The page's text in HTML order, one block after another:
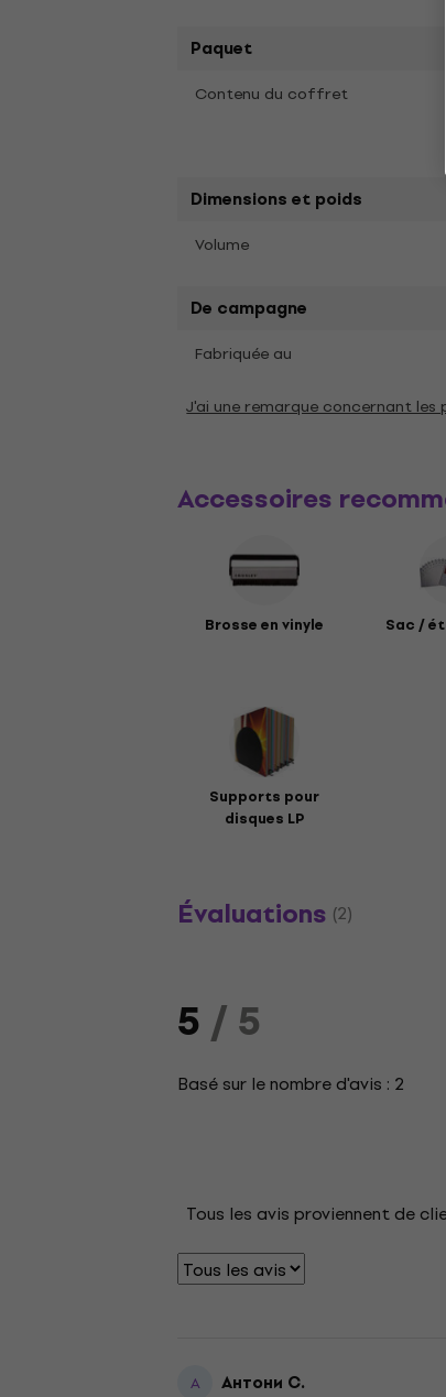
Paquet
Contenu du coffret
Dimensions et poids
Volume
De campagne
Fabriquée au
J'ai une remarque concernant les
Accessoires
Brosse en vinyle Sac /
Supports pour
disques LP
Évaluations (2)
5/ 5
Basé sur le nombre d'avis : 2
Tous les avis proviennent de
А Антони С.